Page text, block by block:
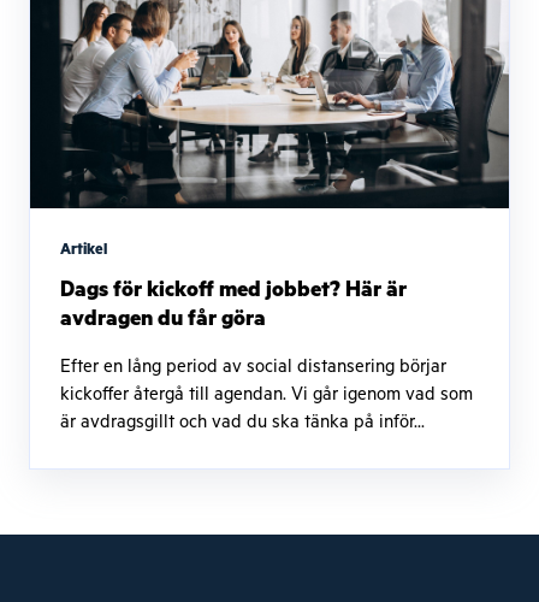
Artikel
Dags för kickoff med jobbet? Här är
avdragen du får göra
Efter en lång period av social distansering börjar
kickoffer återgå till agendan. Vi går igenom vad som
är avdragsgillt och vad du ska tänka på inför...